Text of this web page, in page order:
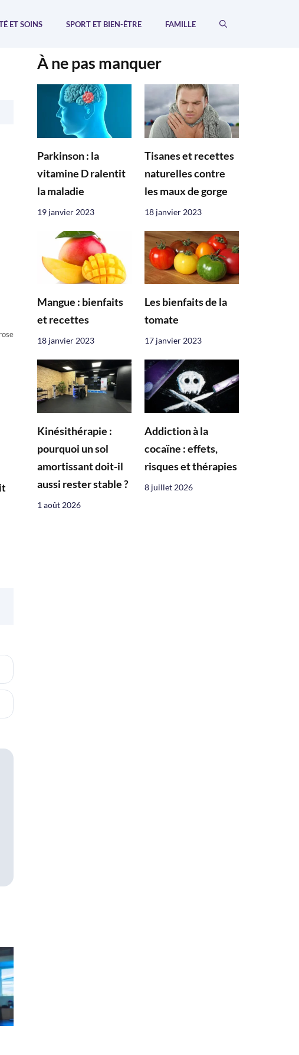
ET SOINS SPORT ET BIEN-ÊTRE FAMILLE
À ne pas manquer
Parkinson : la
vitamine D ralentit
la maladie
19 janvier 2023
Tisanes et recettes
naturelles contre
les maux de gorge
18 janvier 2023
Mangue : bienfaits
et recettes
18 janvier 2023
Les bienfaits de la
tomate
17 janvier 2023
Kinésithérapie :
pourquoi un sol
amortissant doit-il
aussi rester stable ?
1 août 2026
Addiction à la
cocaïne : effets,
risques et thérapies
8 juillet 2026